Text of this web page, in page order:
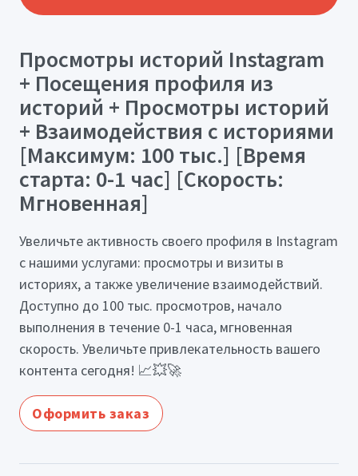
Просмотры историй Instagram
+ Посещения профиля из
историй + Просмотры историй
+ Взаимодействия с историями
[Максимум: 100 тыс.] [Время
старта: 0-1 час] [Скорость:
Мгновенная]
Увеличьте активность своего профиля в Instagram
с нашими услугами: просмотры и визиты в
историях, а также увеличение взаимодействий.
Доступно до 100 тыс. просмотров, начало
выполнения в течение 0-1 часа, мгновенная
скорость. Увеличьте привлекательность вашего
контента сегодня! 📈💥🚀
Оформить заказ